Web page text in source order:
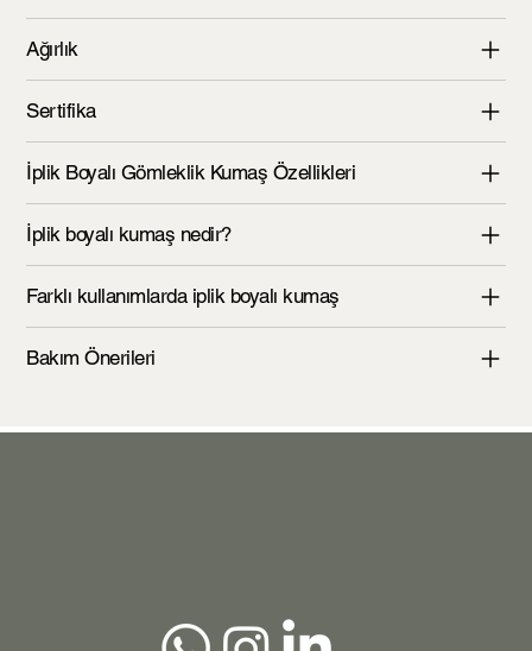
Ağırlık
Sertifika
İplik Boyalı Gömleklik Kumaş Özellikleri
İplik boyalı kumaş nedir?
Farklı kullanımlarda iplik boyalı kumaş
Bakım Önerileri